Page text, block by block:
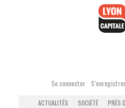
Se connecter
ACTUALITÉS SOCIÉTÉ PRÈS